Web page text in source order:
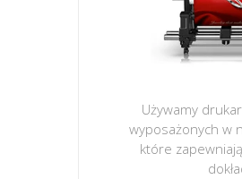
Używamy
wyposażonych w
które